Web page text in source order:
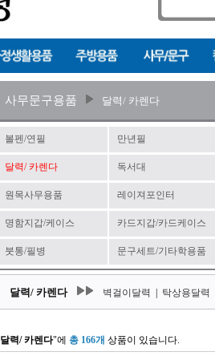
사무문구용품 달력/ 카렌다
볼펜/연필 만년필
달력/ 카렌다 독서대
원목사무용품 레이져포인터
명함지갑/케이스 카드지갑/카드케이스
붓통/필병 문구세트/기타학용품
달력/ 카렌다 벽걸이달력 탁상용달력
달력/ 카렌다"에 총 166개 상품이 있습니다.